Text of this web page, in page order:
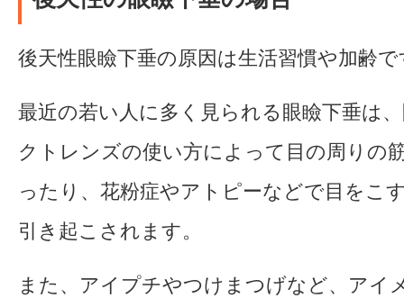
後天性眼瞼下垂の原因は生活習慣や加齢で
最近の若い人に多く見られる眼瞼下垂は
クトレンズの使い方によって目の周りの
ったり、花粉症やアトピーなどで目をこ
引き起こされます。
また、アイプチやつけまつげなど、アイ